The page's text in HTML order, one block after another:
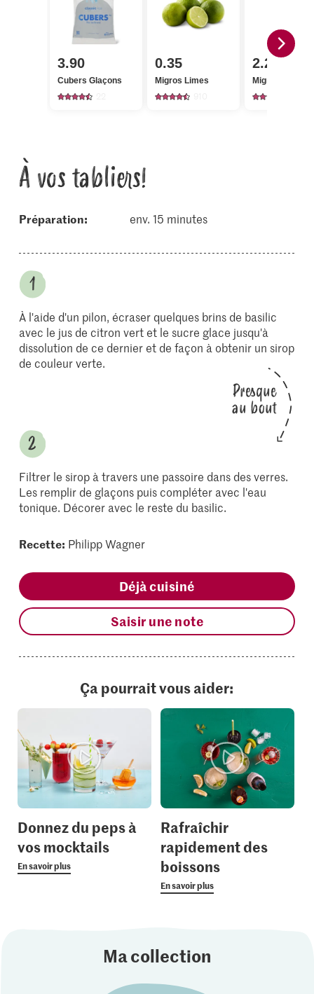
3.90
Cubers Glaçons
0.35
Migros Limes
2.20
Migros Basilic
À vos tabliers!
Préparation: env. 15 minutes
À l'aide d'un pilon, écraser quelques brins de basilic
avec le jus de citron vert et le sucre glace jusqu'à
dissolution de ce dernier et de façon à obtenir un sirop
de couleur verte.
Presque
au bout
Filtrer le sirop à travers une passoire dans des verres.
Les remplir de glaçons puis compléter avec l'eau
tonique. Décorer avec le reste du basilic.
Recette: Philipp Wagner
Déjà cuisiné
Saisir une note
Ça pourrait vous aider:
Donnez du peps à
vos mocktails
En savoir plus
Rafraîchir
rapidement des
boissons
En savoir plus
Ma collection